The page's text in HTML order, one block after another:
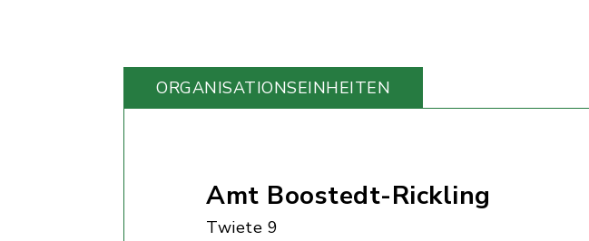
ORGANISATIONS­EINHEITEN
Amt Boostedt-Rickling
Twiete 9